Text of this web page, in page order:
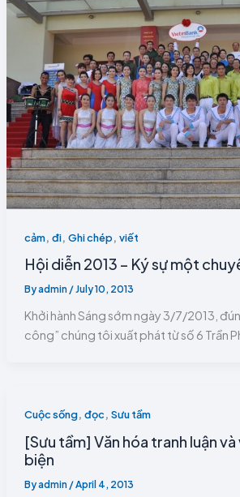
cảm, đi, Ghi chép, viết
Hội diễn 2013 – Ký sự một
Byadmin /July 10, 2013
Khởi hành Sáng sớm ngày 3/7/2013,
công” chúng tôi xuất phát từ số 6 Trần
Cuộc sống, đọc, Sưu tầm
[Sưu tầm] Văn hóa tranh luận
biện
Byadmin /April 4, 2013